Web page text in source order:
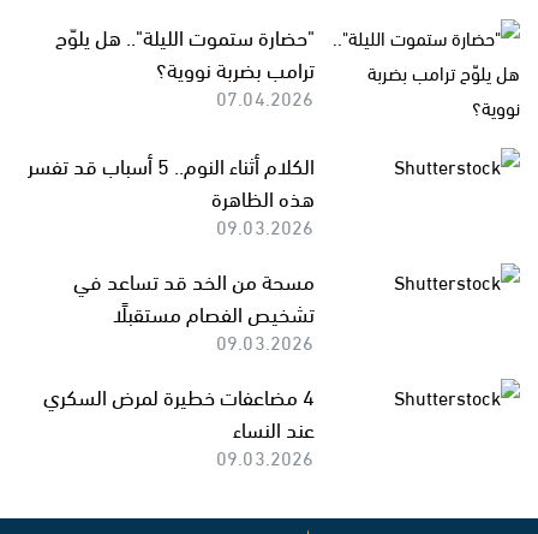
"حضارة ستموت الليلة".. هل يلوّح
ترامب بضربة نووية؟
07.04.2026
الكلام أثناء النوم.. 5 أسباب قد تفسر
هذه الظاهرة
09.03.2026
مسحة من الخد قد تساعد في
تشخيص الفصام مستقبلًا
09.03.2026
4 مضاعفات خطيرة لمرض السكري
عند النساء
09.03.2026